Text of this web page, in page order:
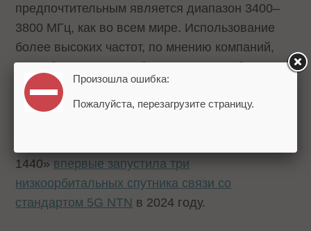
предпочтительным является диапазон 3400–
3800 МГц, как во всем мире. Использование
более высоких частот, по мнению компаний,
потребует установки большего числа базовых
станций и может привести к дефициту
совместимого оборудования.
1440» впервые запустила три
низкоорбитальных спутника связи со
стандартом 5G NTN в 2024 году.
Произошла ошибка:
Пожалуйста, перезагрузите страницу.